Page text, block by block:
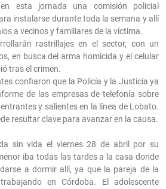
esta jornada una comisión policial
instalarse durante toda la semana y allí
a vecinos y familiares de la víctima.
rastrillajes en el sector, con un
en busca del arma homicida y el celular
tras el crimen.
confiaron que la Policía y la Justicia ya
de las empresas de telefonía sobre
y salientes en la línea de Lobato.
resultar clave para avanzar en la causa.
sin vida el viernes 28 de abril por su
iba todas las tardes a la casa donde
a dormir allí, ya que la pareja de la
en Córdoba. El adolescente